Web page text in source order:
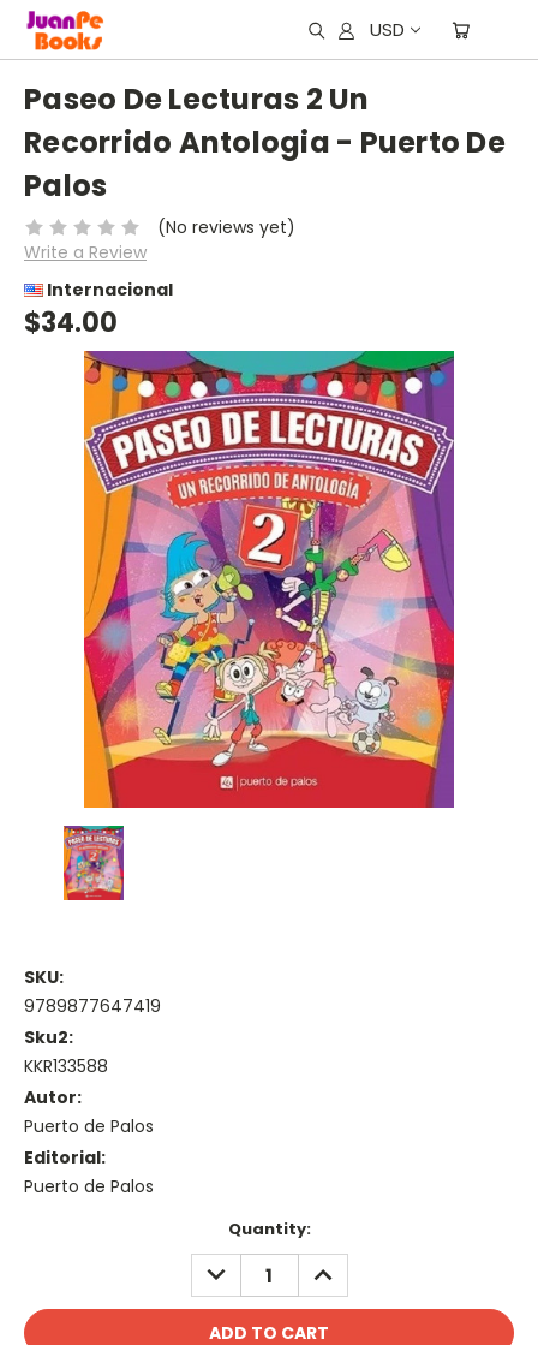
USD
Paseo De Lecturas 2 Un
Recorrido Antologia - Puerto De
Palos
(No reviews yet)
Write a Review
Internacional
$34.00
SKU:
9789877647419
Sku2:
KKR133588
Autor:
Puerto de Palos
Editorial:
Puerto de Palos
Quantity:
DECREASE
QUANTITY:
INCREASE
QUANTITY: